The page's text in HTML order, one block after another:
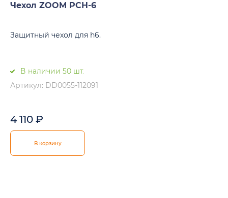
Чехол ZOOM PCH-6
Защитный чехол для h6.
В наличии 50 шт.
Артикул: DD0055-112091
4 110 ₽
В корзину